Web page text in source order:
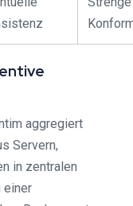
aggregiert
Servern,
in zentralen
einer